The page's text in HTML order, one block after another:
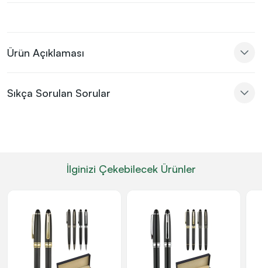
Ürün Açıklaması
Sıkça Sorulan Sorular
İlginizi Çekebilecek Ürünler